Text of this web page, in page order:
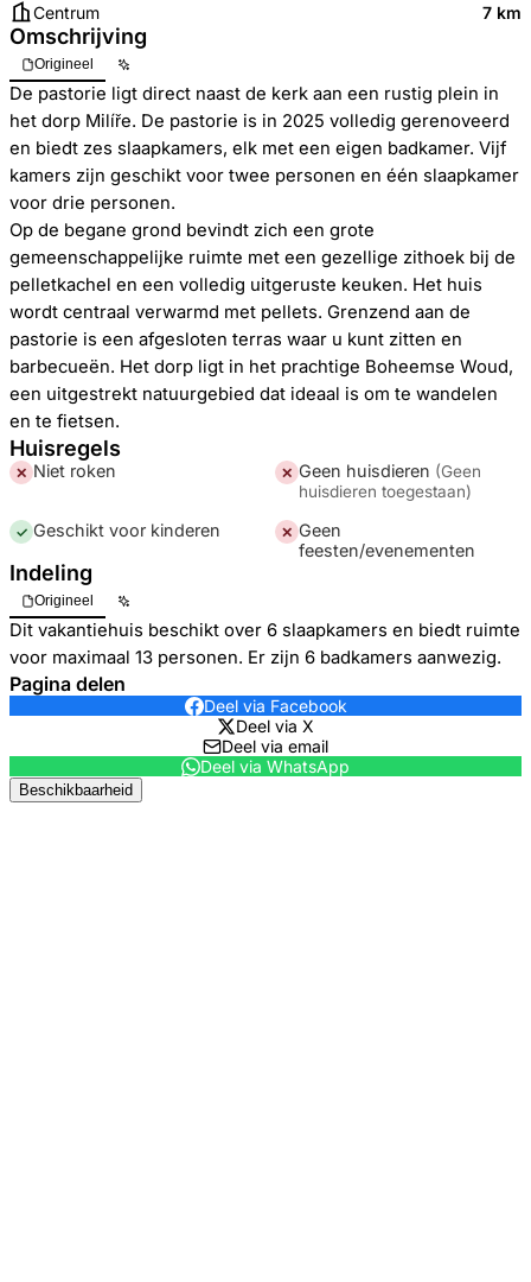
Centrum
7 km
Omschrijving
Origineel
De pastorie ligt direct naast de kerk aan een rustig plein in
het dorp Milíře. De pastorie is in 2025 volledig gerenoveerd
en biedt zes slaapkamers, elk met een eigen badkamer. Vijf
kamers zijn geschikt voor twee personen en één slaapkamer
voor drie personen.
Op de begane grond bevindt zich een grote
gemeenschappelijke ruimte met een gezellige zithoek bij de
pelletkachel en een volledig uitgeruste keuken. Het huis
wordt centraal verwarmd met pellets. Grenzend aan de
pastorie is een afgesloten terras waar u kunt zitten en
barbecueën. Het dorp ligt in het prachtige Boheemse Woud,
een uitgestrekt natuurgebied dat ideaal is om te wandelen
en te fietsen.
Huisregels
✕ Niet roken ✕ Geen huisdieren (Geen
huisdieren toegestaan)
✓ Geschikt voor kinderen ✕ Geen
feesten/evenementen
Indeling
Origineel
Dit vakantiehuis beschikt over 6 slaapkamers en biedt ruimte
voor maximaal 13 personen. Er zijn 6 badkamers aanwezig.
Pagina delen
Deel via Facebook
Deel via X
Deel via email
Deel via WhatsApp
Beschikbaarheid